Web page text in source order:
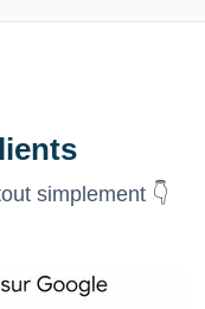
simplement 👇